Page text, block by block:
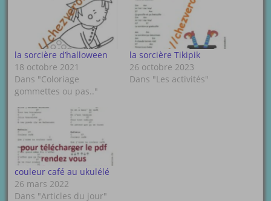
la sorcière d’halloween
18 octobre 2021
Dans "Coloriage
gommettes ou pas.."
la sorcière Tikipik
26 octobre 2023
Dans "Les activités"
couleur café au ukulélé
26 mars 2022
Dans "Articles du jour"